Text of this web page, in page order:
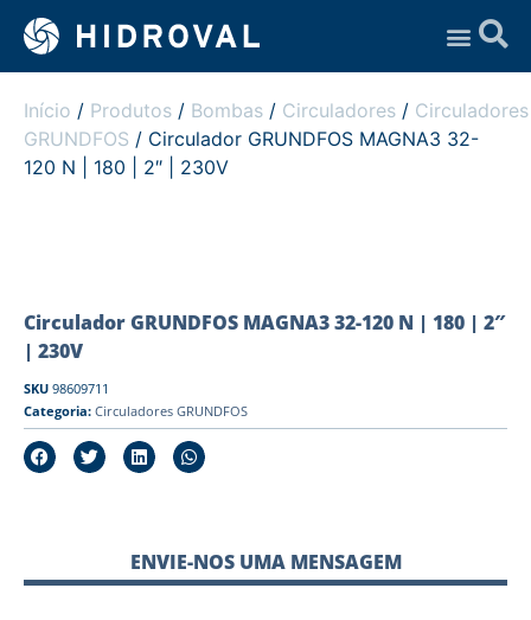
Início / Produtos / Bombas / Circuladores / Circuladores
GRUNDFOS / Circulador GRUNDFOS MAGNA3 32-
120 N | 180 | 2″ | 230V
Circulador GRUNDFOS MAGNA3 32-120 N | 180 | 2″
| 230V
SKU 98609711
Categoria: Circuladores GRUNDFOS
ENVIE-NOS UMA MENSAGEM